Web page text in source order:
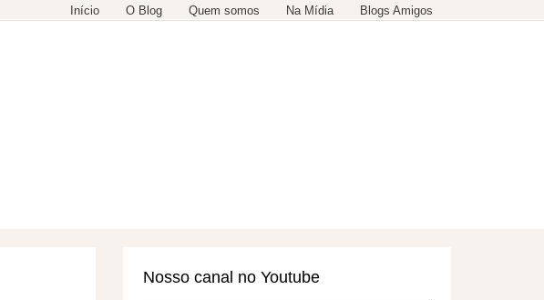
Início O Blog Quem somos Na Mídia Blogs Amigos
Nosso canal no Youtube